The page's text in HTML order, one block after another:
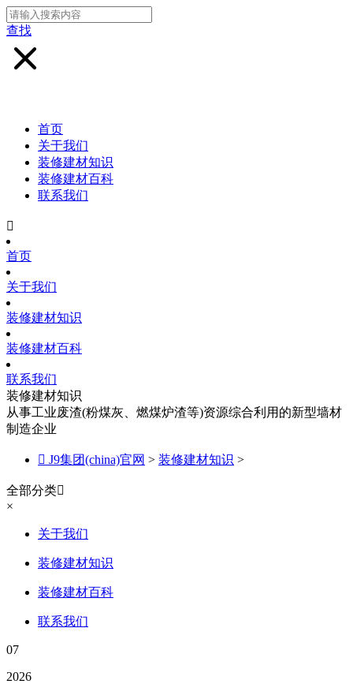
查找
首页
关于我们
装修建材知识
装修建材百科
联系我们

首页
关于我们
装修建材知识
装修建材百科
联系我们
装修建材知识
从事工业废渣(粉煤灰、燃煤炉渣等)资源综合利用的新型墙材
制造企业
 J9集团(china)官网 > 装修建材知识 >
全部分类
×
关于我们
装修建材知识
装修建材百科
联系我们
07
2026